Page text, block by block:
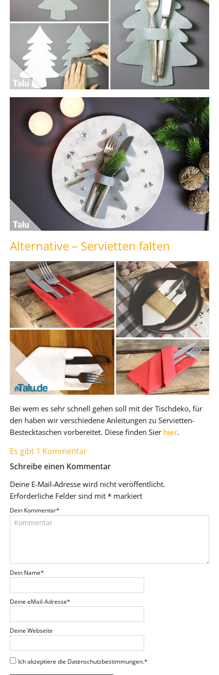
Alternative – Servietten falten
Bei wem es sehr schnell gehen soll mit der Tischdeko, für
den haben wir verschiedene Anleitungen zu Servietten-
Bestecktaschen vorbereitet. Diese finden Sier hier.
Es gibt 1 Kommentar
Schreibe einen Kommentar
Deine E-Mail-Adresse wird nicht veröffentlicht.
Erforderliche Felder sind mit * markiert
Dein Kommentar*
Dein Name*
Deine eMail-Adresse*
Deine Webseite
Ich akzeptiere die Datenschutzbestimmungen.*